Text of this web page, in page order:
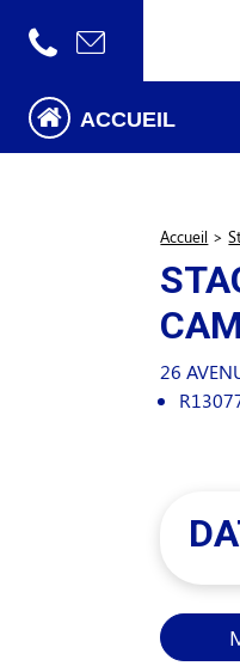
ACCUEIL
Accueil >
26